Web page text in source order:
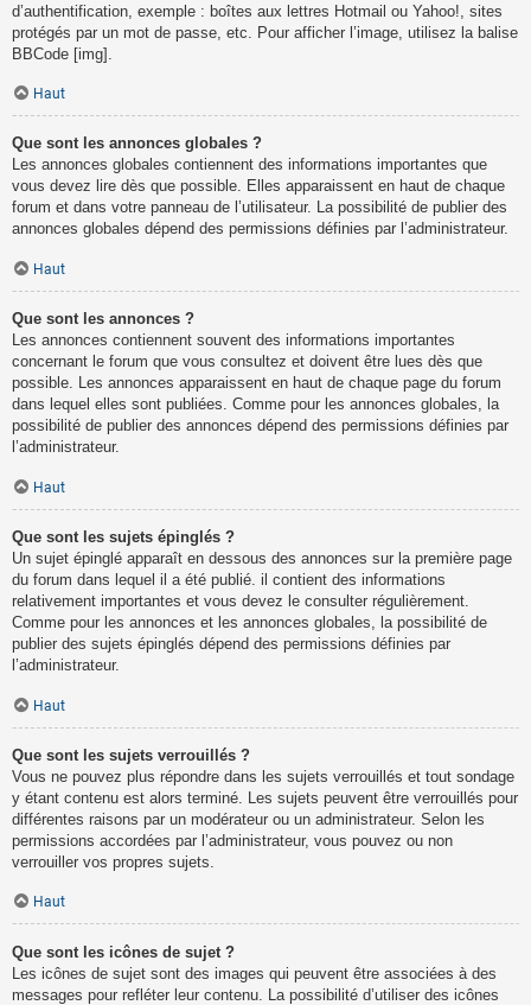
d’authentification, exemple : boîtes aux lettres Hotmail ou Yahoo!, sites
protégés par un mot de passe, etc. Pour afficher l’image, utilisez la balise
BBCode [img].
Haut
Que sont les annonces globales ?
Les annonces globales contiennent des informations importantes que
vous devez lire dès que possible. Elles apparaissent en haut de chaque
forum et dans votre panneau de l’utilisateur. La possibilité de publier des
annonces globales dépend des permissions définies par l’administrateur.
Haut
Que sont les annonces ?
Les annonces contiennent souvent des informations importantes
concernant le forum que vous consultez et doivent être lues dès que
possible. Les annonces apparaissent en haut de chaque page du forum
dans lequel elles sont publiées. Comme pour les annonces globales, la
possibilité de publier des annonces dépend des permissions définies par
l’administrateur.
Haut
Que sont les sujets épinglés ?
Un sujet épinglé apparaît en dessous des annonces sur la première page
du forum dans lequel il a été publié. il contient des informations
relativement importantes et vous devez le consulter régulièrement.
Comme pour les annonces et les annonces globales, la possibilité de
publier des sujets épinglés dépend des permissions définies par
l’administrateur.
Haut
Que sont les sujets verrouillés ?
Vous ne pouvez plus répondre dans les sujets verrouillés et tout sondage
y étant contenu est alors terminé. Les sujets peuvent être verrouillés pour
différentes raisons par un modérateur ou un administrateur. Selon les
permissions accordées par l’administrateur, vous pouvez ou non
verrouiller vos propres sujets.
Haut
Que sont les icônes de sujet ?
Les icônes de sujet sont des images qui peuvent être associées à des
messages pour refléter leur contenu. La possibilité d’utiliser des icônes